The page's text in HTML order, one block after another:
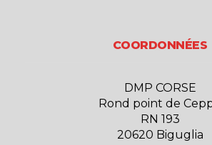
COORDONNÉES
DMP CORSE
Rond point de
RN 193
20620 Biguglia